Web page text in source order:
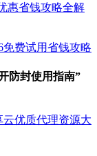
惠省钱攻略全解
免费试用省钱攻略
防封使用指南”